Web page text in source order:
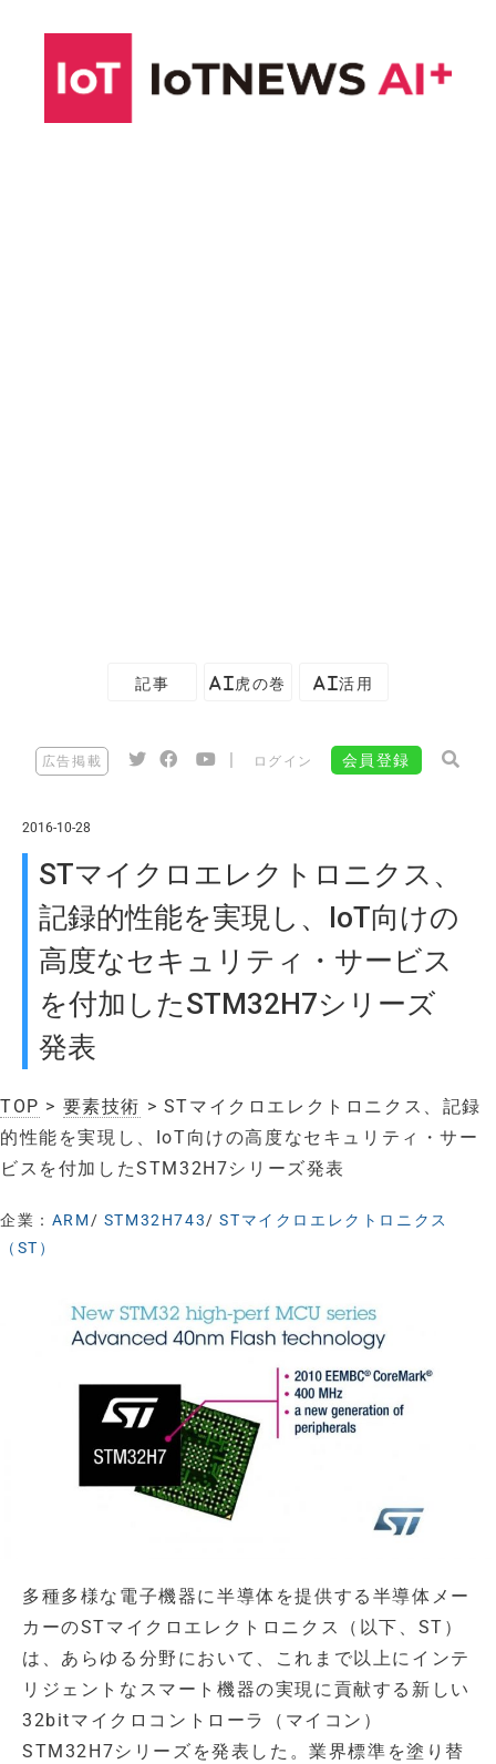
記事 AI虎の巻 AI活用
広告掲載 ログイン 会員登録
2016-10-28
STマイクロエレクトロニクス、
記録的性能を実現し、IoT向けの
高度なセキュリティ・サービス
を付加したSTM32H7シリーズ
発表
TOP > 要素技術 > STマイクロエレクトロニクス、記録
的性能を実現し、IoT向けの高度なセキュリティ・サー
ビスを付加したSTM32H7シリーズ発表
企業： ARM/ STM32H743/STマイクロエレクトロニクス
（ST）
多種多様な電子機器に半導体を提供する半導体メー
カーのSTマイクロエレクトロニクス（以下、ST）
は、あらゆる分野において、これまで以上にインテ
リジェントなスマート機器の実現に貢献する新しい
32bitマイクロコントローラ（マイコン）
STM32H7シリーズを発表した。業界標準を塗り替